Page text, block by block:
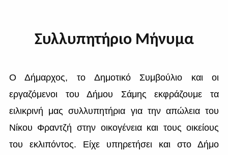
Συλλυπητήριο Μήνυμα
Ο Δήμαρχος, το Δημοτικό Συμβούλιο και οι
εργαζόμενοι του Δήμου Σάμης εκφράζουμε τα
ειλικρινή μας συλλυπητήρια για την απώλεια του
Νίκου Φραντζή στην οικογένεια και τους οικείους
του εκλιπόντος. Είχε υπηρετήσει και στο Δήμο